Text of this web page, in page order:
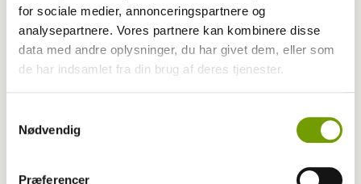
for sociale medier, annonceringspartnere og
analysepartnere. Vores partnere kan kombinere disse
data med andre oplysninger, du har givet dem, eller som
de har indsamlet fra din brug af deres tjenester.
Nødvendig
Præferencer
LÆS OGSÅ